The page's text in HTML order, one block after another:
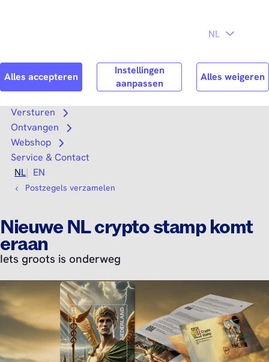
Search Zoek
Versturen
Open submenu
Ontvangen
Open submenu
Webshop
Open submenu
Service & Contact
NL
EN
Postzegels verzamelen
Nieuwe NL crypto stamp komt
eraan
Iets groots is onderweg